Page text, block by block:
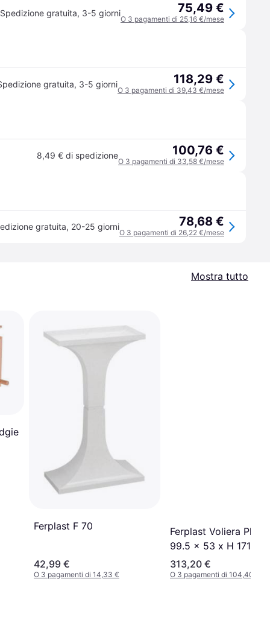
Spedizione gratuita, 3-5 giorni 75,49 €
O 3 pagamenti di 25,16 €/mese
gratuita, 3-5 giorni 118,29 €
O 3 pagamenti di 39,43 €/mese
8,49 € di spedizione 100,76 €
O 3 pagamenti di 33,58 €/mese
gratuita, 20-25 giorni 78,68 €
O 3 pagamenti di 26,22 €/mese
Mostra tutto
Ferplast F 70
42,99 €
O 3 pagamenti di 14,33 €
Ferplast Voliera
99.5 x 53 x H 171.5
313,20 €
O 3 pagamenti di 104,40 €